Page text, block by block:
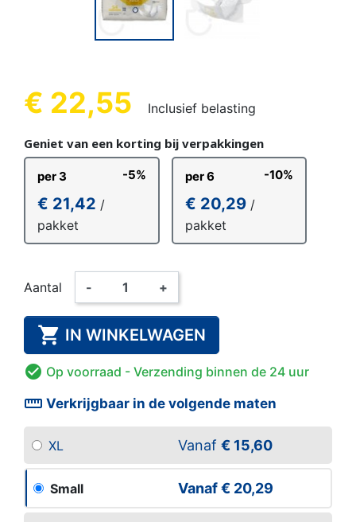
€ 22,55 Inclusief belasting
Geniet van een korting bij verpakkingen
per 3 -5%
€ 21,42 /
pakket
per 6 -10%
€ 20,29 /
pakket
Aantal - +
 IN WINKELWAGEN
 Op voorraad - Verzending binnen de 24 uur
straighten Verkrijgbaar in de volgende maten
XL Vanaf € 15,60
Small Vanaf€ 20,29